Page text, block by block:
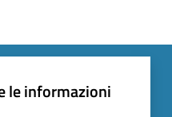
le informazioni